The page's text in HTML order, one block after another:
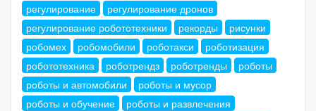
регулирование
регулирование дронов
регулирование робототехники
рекорды
рисунки
робомех
робомобили роботакси
роботизация
робототехника
роботрендз роботренды
роботы
роботы и автомобили
роботы и мусор
роботы и обучение
роботы и развлечения